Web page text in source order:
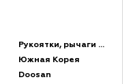
Рукоятки, рычаги и набалдашники
Южная Корея
Doosan